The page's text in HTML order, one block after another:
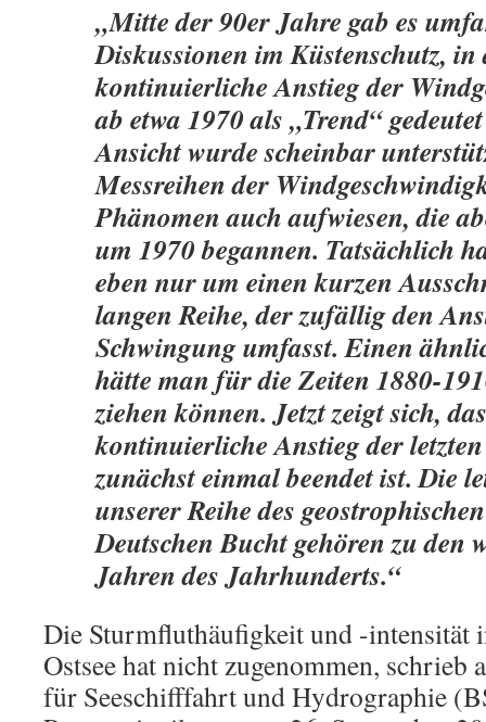
„Mitte der 90er Jahre gab es
Diskussionen im Küstenschutz, in
kontinuierliche Anstieg der
ab etwa 1970 als „Trend“
Ansicht wurde scheinbar
Messreihen der
Phänomen auch aufwiesen, die
um 1970 begannen. Tatsächlich
eben nur um einen kurzen
langen Reihe, der zufällig den
Schwingung umfasst. Einen
hätte man für die Zeiten 1880-
ziehen können. Jetzt zeigt sich,
kontinuierliche Anstieg der
zunächst einmal beendet ist. Die
unserer Reihe des
Deutschen Bucht gehören zu den
Jahren des Jahrhunderts.“
Die Sturmfluthäufigkeit und -intensität
Ostsee hat nicht zugenommen, schrieb
für Seeschifffahrt und Hydrographie